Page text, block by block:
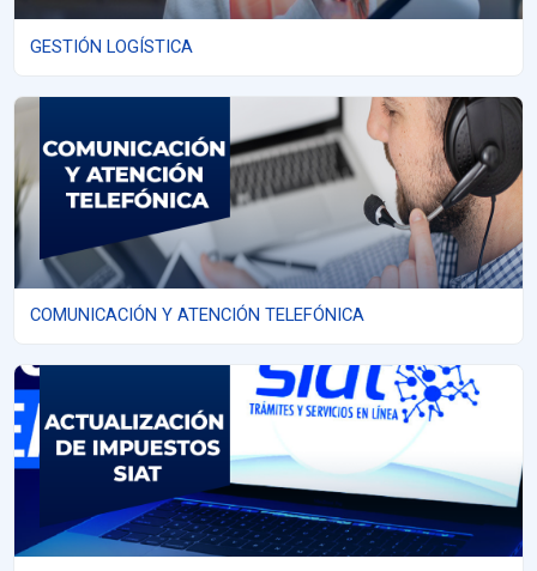
GESTIÓN LOGÍSTICA
COMUNICACIÓN Y ATENCIÓN TELEFÓNICA
COMUNICACIÓN Y ATENCIÓN TELEFÓNICA
ACTUALIZACIÓN DE IMPUESTOS - SIAT